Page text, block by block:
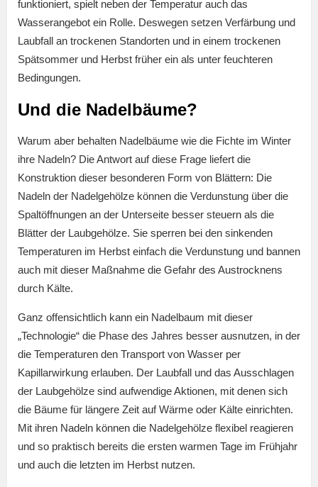
funktioniert, spielt neben der Temperatur auch das
Wasserangebot ein Rolle. Deswegen setzen Verfärbung und
Laubfall an trockenen Standorten und in einem trockenen
Spätsommer und Herbst früher ein als unter feuchteren
Bedingungen.
Und die Nadelbäume?
Warum aber behalten Nadelbäume wie die Fichte im Winter
ihre Nadeln? Die Antwort auf diese Frage liefert die
Konstruktion dieser besonderen Form von Blättern: Die
Nadeln der Nadelgehölze können die Verdunstung über die
Spaltöffnungen an der Unterseite besser steuern als die
Blätter der Laubgehölze. Sie sperren bei den sinkenden
Temperaturen im Herbst einfach die Verdunstung und bannen
auch mit dieser Maßnahme die Gefahr des Austrocknens
durch Kälte.
Ganz offensichtlich kann ein Nadelbaum mit dieser
„Technologie“ die Phase des Jahres besser ausnutzen, in der
die Temperaturen den Transport von Wasser per
Kapillarwirkung erlauben. Der Laubfall und das Ausschlagen
der Laubgehölze sind aufwendige Aktionen, mit denen sich
die Bäume für längere Zeit auf Wärme oder Kälte einrichten.
Mit ihren Nadeln können die Nadelgehölze flexibel reagieren
und so praktisch bereits die ersten warmen Tage im Frühjahr
und auch die letzten im Herbst nutzen.